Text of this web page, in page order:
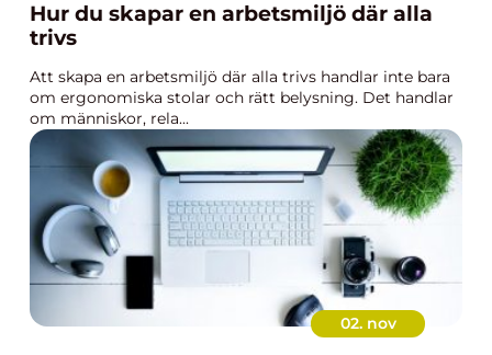
Hur du skapar en arbetsmiljö där alla
trivs
Att skapa en arbetsmiljö där alla trivs handlar inte bara
om ergonomiska stolar och rätt belysning. Det handlar
om människor, rela...
02. nov